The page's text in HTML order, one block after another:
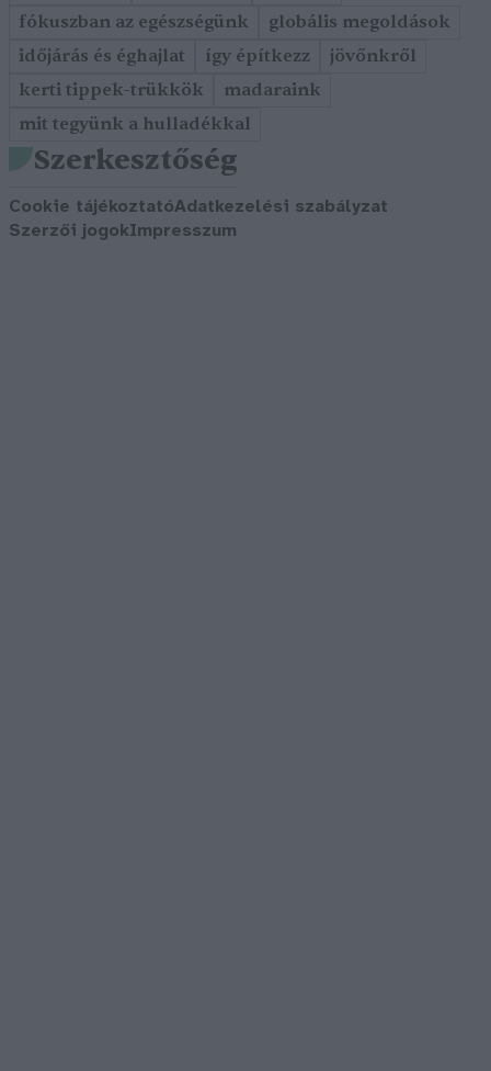
fókuszban az egészségünk
globális megoldások
időjárás és éghajlat
így építkezz
jövőnkről
kerti tippek-trükkök
madaraink
mit tegyünk a hulladékkal
Szerkesztőség
Cookie tájékoztatóAdatkezelési szabályzat
Szerzői jogokImpresszum